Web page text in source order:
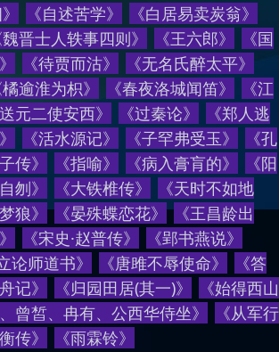
》 《自述苦学》 《白居易卖炭翁》
魏晋士人轶事四则》 《王六郎》 《国
》 《待贾而沽》 《无名氏醉太平》
橘逾淮为枳》 《春夜洛城闻笛》 《江
送元二使安西》 《过秦论》 《郑人逃
》 《活水源记》 《子罕弗受玉》 《孔
传》 《指喻》 《病入膏肓的》 《阳
刎》 《大铁椎传》 《天时不如地
狼》 《晏殊蝶恋花》 《王昌龄出
》 《宋史·赵普传》 《郢书燕说》
论师道书》 《唐雎不辱使命》 《答
记》 《归园田居(其一)》 《始得西山
曾皙、冉有、公西华侍坐》 《从军行
传》 《雨霖铃》